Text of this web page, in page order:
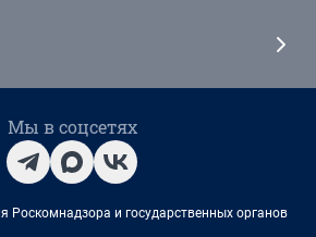
Мы в соцсетях
Роскомнадзора и государственных органов